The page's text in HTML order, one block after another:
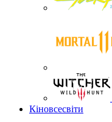
Кіновсесвіти